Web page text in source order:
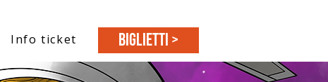
Info ticket BIGLIETTI >